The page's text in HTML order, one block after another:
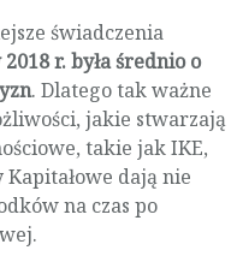
świadczenia
r. była średnio o
. Dlatego tak ważne
jakie stwarzają
takie jak IKE,
Kapitałowe dają nie
na czas po